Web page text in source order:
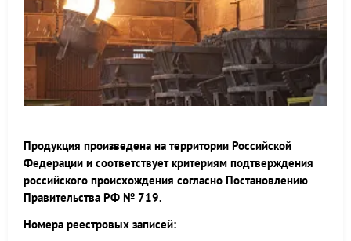
Продукция произведена на территории Российской
Федерации и соответствует критериям подтверждения
российского происхождения согласно Постановлению
Правительства РФ № 719.
Номера реестровых записей: